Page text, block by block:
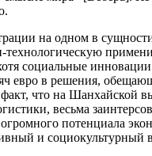
на одном в
технологическую
социальные
евро в решения,
что на Шанхайской
весьма
потенциала
и социокультурный